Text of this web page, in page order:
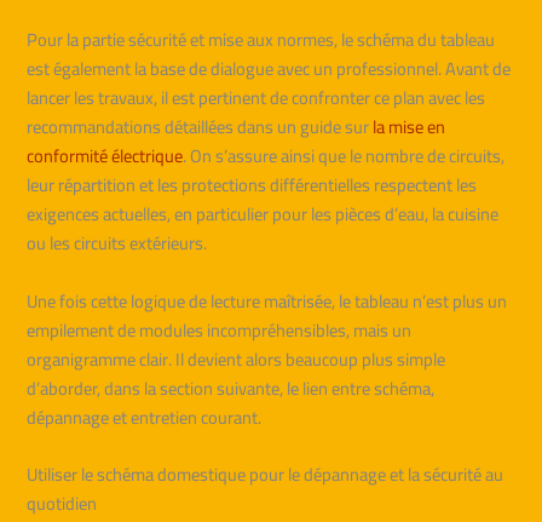
Pour la partie sécurité et mise aux normes, le schéma du tableau
est également la base de dialogue avec un professionnel. Avant de
lancer les travaux, il est pertinent de confronter ce plan avec les
recommandations détaillées dans un guide surla mise en
conformité électrique. On s’assure ainsi que le nombre de circuits,
leur répartition et les protections différentielles respectent les
exigences actuelles, en particulier pour les pièces d’eau, la cuisine
ou les circuits extérieurs.
Une fois cette logique de lecture maîtrisée, le tableau n’est plus un
empilement de modules incompréhensibles, mais un
organigramme clair. Il devient alors beaucoup plus simple
d’aborder, dans la section suivante, le lien entre schéma,
dépannage et entretien courant.
Utiliser le schéma domestique pour le dépannage et la sécurité au
quotidien